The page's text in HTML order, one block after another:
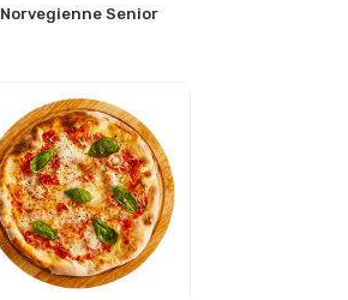
Norvegienne Senior